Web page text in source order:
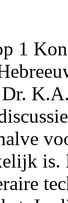
1
Dr.
is.